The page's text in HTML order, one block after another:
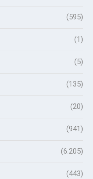
(595)
(1)
(5)
(135)
(20)
(941)
(6.205)
(443)